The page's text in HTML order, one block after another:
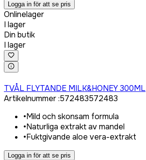
Logga in för att se pris
Onlinelager
I lager
Din butik
I lager
TVÅL FLYTANDE MILK&HONEY 300ML
Artikelnummer:572483572483
•Mild och skonsam formula
•Naturliga extrakt av mandel
•Fuktgivande aloe vera-extrakt
Logga in för att se pris